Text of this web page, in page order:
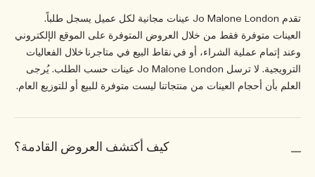
تقدم Jo Malone London عينات مجانية لكل عميل يسجل طلباً.
العينات متوفرة فقط من خلال العروض المتوفرة على الموقع الإلكتروني
وعند إتمام عملية الشراء، أو فينقاط البيع في متاجرنا خلال الفعاليات
الترويجية. لا ترسل Jo Malone London عينات حسب الطلب. يُرجى
العلم بأن أحجام العينات من منتجاتنا ليست متوفرة للبيع أو للتوزيع العام.
كيف أكتشف العروض القادمة؟